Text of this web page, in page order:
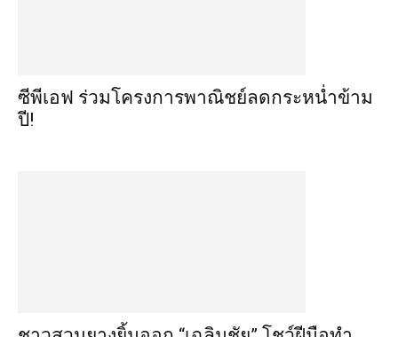
ซีพีเอฟ ร่วมโครงการพาณิชย์ลดกระหน่ำข้าม
ปี!